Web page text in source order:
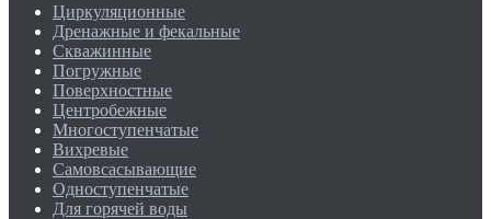
Циркуляционные
Дренажные и фекальные
Скважинные
Погружные
Поверхностные
Центробежные
Многоступенчатые
Вихревые
Самовсасывающие
Одноступенчатые
Для горячей воды